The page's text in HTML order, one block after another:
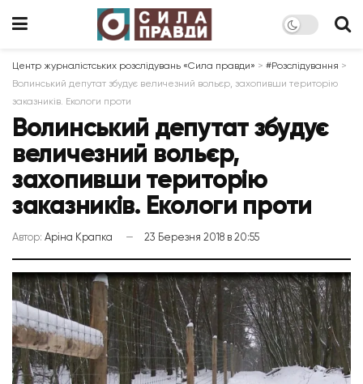
Центр журналістських розслідувань «Сила правди» > #Розслідування >
Волинський депутат збудує величезний вольєр, захопивши територію
заказників. Екологи проти
Волинський депутат збудує
величезний вольєр,
захопивши територію
заказників. Екологи проти
Автор: Аріна Крапка 23 Березня 2018 в 20:55